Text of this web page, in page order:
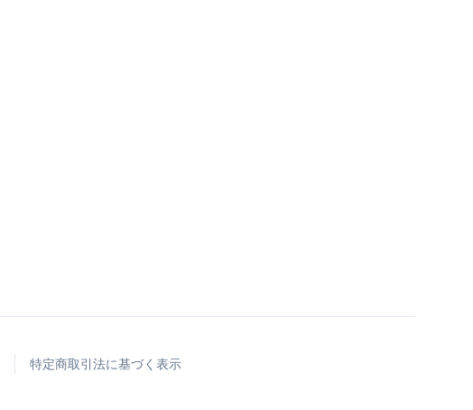
特定商取引法に基づく表示